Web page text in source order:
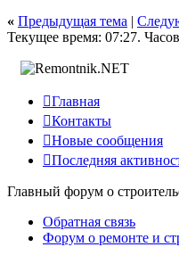
« Предыдущая тема |
Текущее время: 07:27.
Главная
Контакты
Новые сообщения
Последняя
Главный форум о
Обратная связь
Форум о ремонте и